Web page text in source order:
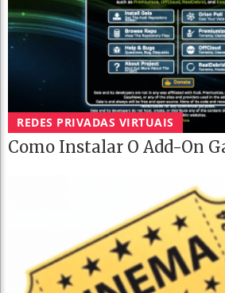
REDES PRIVADAS VIRTUAIS
Como Instalar O Add-On